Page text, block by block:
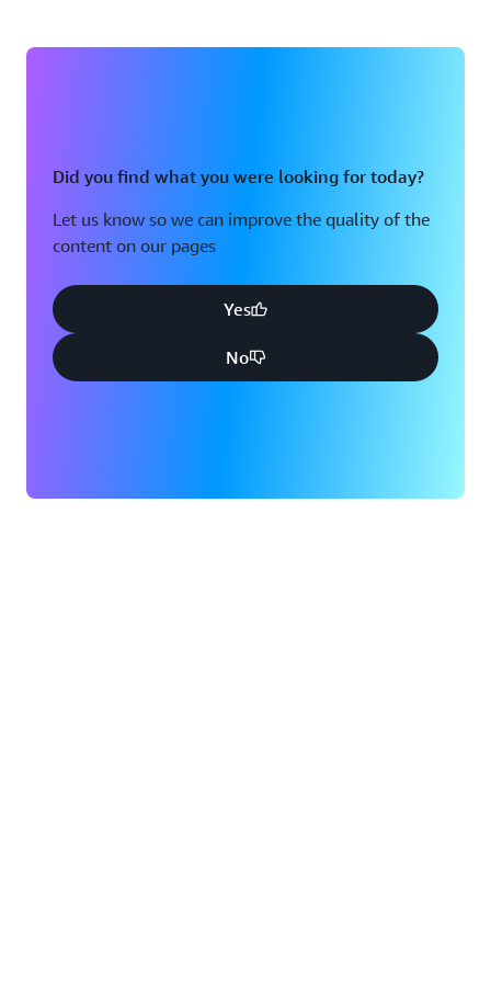
Did you find what you were looking for today?
Let us know so we can improve the quality of the
content on our pages
Yes
No